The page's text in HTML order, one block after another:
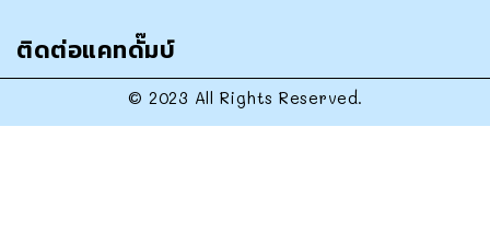
ติดต่อแคทดั๊มบ์
© 2023 All Rights Reserved.